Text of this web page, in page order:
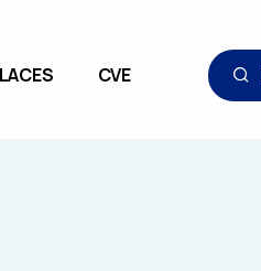
CVE